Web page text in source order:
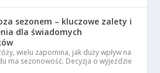
sezonem – kluczowe zalety i
dla świadomych
wielu zapomina, jak duży wpływ na
ma sezonowość. Decyzja o wyjeździe